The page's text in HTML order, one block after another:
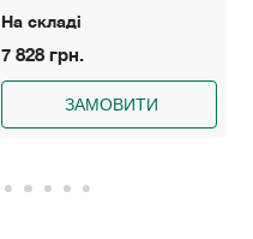
На складі
7 828 грн.
ЗАМОВИТИ